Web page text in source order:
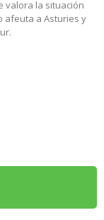
valora la situación
afeuta a Asturies y